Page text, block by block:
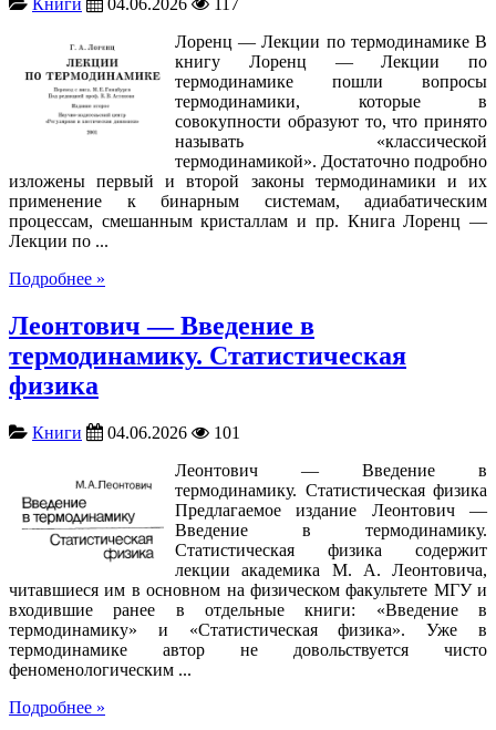
Книги 04.06.2026
117
Лоренц — Лекции по термодинамике В
книгу Лоренц — Лекции по
термодинамике пошли вопросы
термодинамики, которые в
совокупности образуют то, что принято
называть «классической
термодинамикой». Достаточно подробно
изложены первый и второй законы термодинамики и их
применение к бинарным системам, адиабатическим
процессам, смешанным кристаллам и пр. Книга Лоренц —
Лекции по ...
Подробнее »
Леонтович — Введение в
термодинамику. Статистическая
физика
Книги 04.06.2026
101
Леонтович — Введение в
термодинамику. Статистическая физика
Предлагаемое издание Леонтович —
Введение в термодинамику.
Статистическая физика содержит
лекции академика М. А. Леонтовича,
читавшиеся им в основном на физическом факультете МГУ и
входившие ранее в отдельные книги: «Введение в
термодинамику» и «Статистическая физика». Уже в
термодинамике автор не довольствуется чисто
феноменологическим ...
Подробнее »